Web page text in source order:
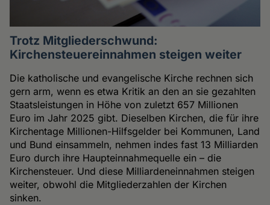
Trotz Mitgliederschwund:
Kirchensteuereinnahmen steigen weiter
Die katholische und evangelische Kirche rechnen sich
gern arm, wenn es etwa Kritik an den an sie gezahlten
Staatsleistungen in Höhe von zuletzt 657 Millionen
Euro im Jahr 2025 gibt. Dieselben Kirchen, die für ihre
Kirchentage Millionen-Hilfsgelder bei Kommunen, Land
und Bund einsammeln, nehmen indes fast 13 Milliarden
Euro durch ihre Haupteinnahmequelle ein – die
Kirchensteuer. Und diese Milliardeneinnahmen steigen
weiter, obwohl die Mitgliederzahlen der Kirchen
sinken.